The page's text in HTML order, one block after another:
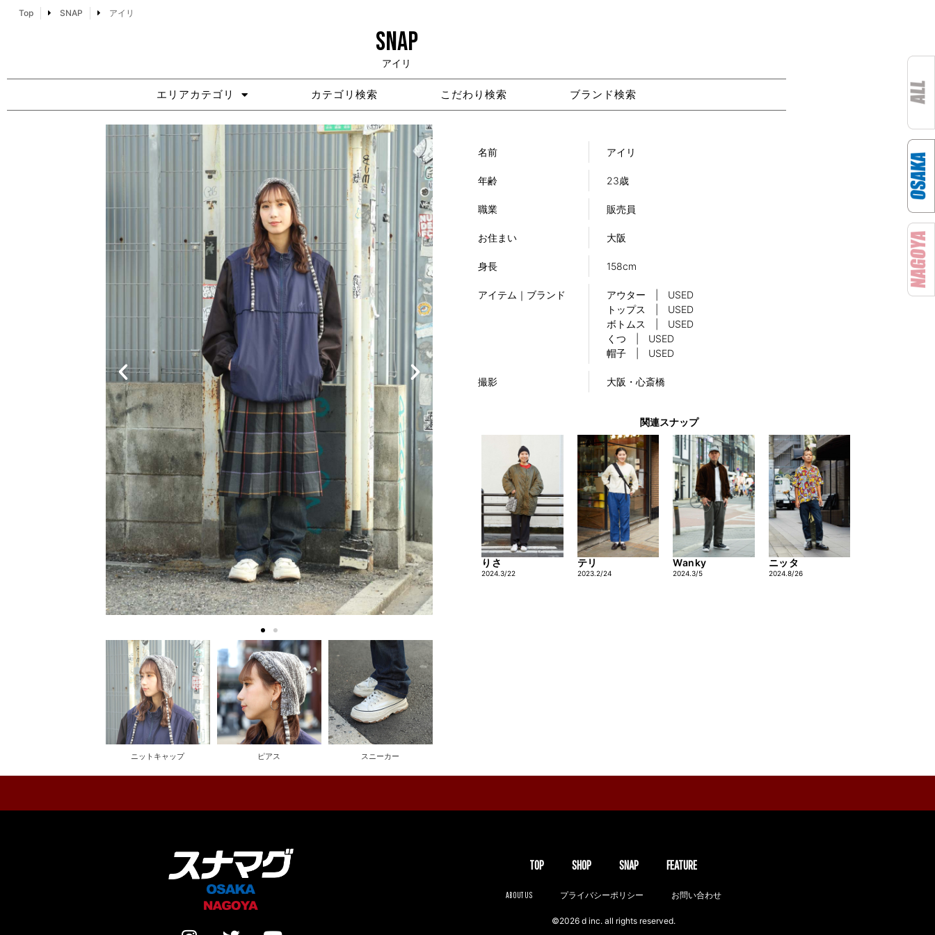
Top SNAP アイリ
SNAP
アイリ
エリアカテゴリ カテゴリ検索 こだわり検索 ブランド検索
ニットキャップ ピアス スニーカー
名前 アイリ
年齢 23歳
職業 販売員
お住まい 大阪
身長 158cm
アイテム｜ブランド
アウター | USED
トップス | USED
ボトムス | USED
くつ | USED
帽子 | USED
撮影 大阪・心斎橋
関連スナップ
りさ
2024.3/22
テリ
2023.2/24
Wanky
2024.3/5
ニッタ
2024.8/26
TOP SHOP SNAP FEATURE
ABOUT US プライバシーポリシー お問い合わせ
©2026 d inc. all rights reserved.